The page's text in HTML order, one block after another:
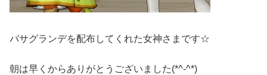
バサグランデを配布してくれた女神さまです☆
朝は早くからありがとうございました(*^-^*)